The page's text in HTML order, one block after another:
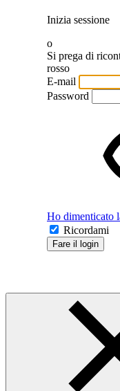
Inizia sessione
o
Si prega di
rosso
E-mail
Password
Ho dimenticato
Ricordami
Fare il login